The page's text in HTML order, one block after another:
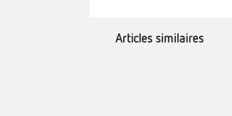
Articles similaires